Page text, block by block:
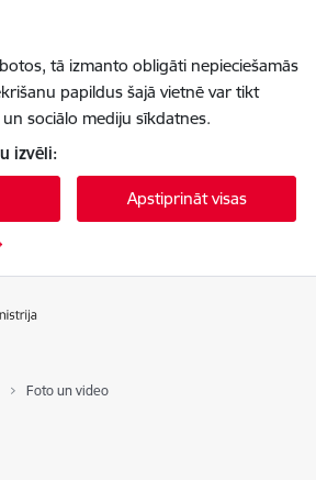
tā izmanto obligāti nepieciešamās
papildus šajā vietnē var tikt
sociālo mediju sīkdatnes.
izvēli:
Apstiprināt visas
Foto un video